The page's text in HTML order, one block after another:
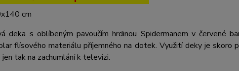
cm
deka s oblíbeným pavoučím hrdinou Spidermanem v červené
flísového materiálu příjemného na dotek. Využití deky je skoro
tak na zachumlání k televizi.